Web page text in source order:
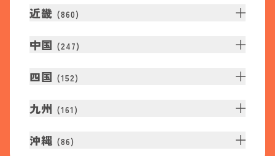
近畿 (860)
中国 (247)
四国 (152)
九州 (161 )
沖縄 (86)